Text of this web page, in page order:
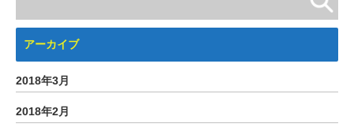
アーカイブ
2018年3月
2018年2月